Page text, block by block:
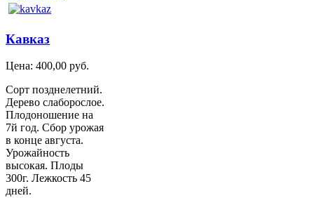
Кавказ
Цена: 400,00 руб.
Сорт позднелетний.
Дерево слаборослое.
Плодоношение на
7й год. Сбор урожая
в конце августа.
Урожайность
высокая. Плоды
300г. Лежкость 45
дней.